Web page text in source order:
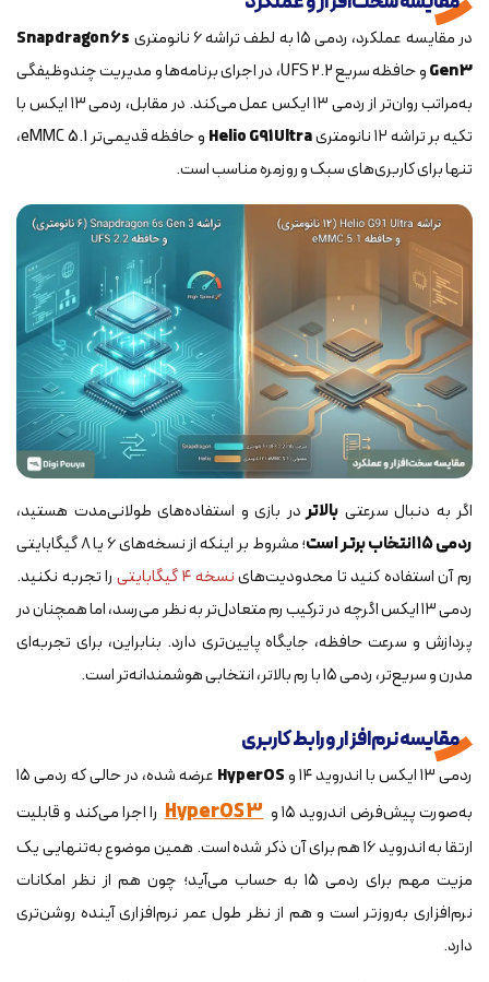
در مقایسه عملکرد، ردمی ۱۵ به لطف تراشه ۶ نانومتری
Snapdragon 6s
Gen 3
و حافظه سریع UFS 2.2، در اجرای برنامه‌ها و مدیریت چندوظیفگی
به‌مراتب روان‌تر از ردمی ۱۳ ایکس عمل می‌کند. در مقابل، ردمی ۱۳ ایکس با
تکیه بر تراشه ۱۲ نانومتری
Helio G91 Ultra
و حافظه قدیمی‌تر eMMC 5.1،
تنها برای کاربری‌های سبک و روزمره مناسب است.
اگر به دنبال سرعتی بالاتردر بازی و استفاده‌های طولانی‌مدت هستید،
ردمی ۱۵ انتخاب برتر است
؛ مشروط بر اینکه از نسخه‌های ۶ یا ۸ گیگابایتی
رم آن استفاده کنید تا محدودیت‌هاینسخه ۴ گیگابایتی
را تجربه نکنید.
ردمی ۱۳ ایکس اگرچه در ترکیب رم متعادل‌تر به نظر می‌رسد، اما همچنان در
پردازش و سرعت حافظه، جایگاه پایین‌تری دارد. بنابراین، برای تجربه‌ای
مدرن و سریع‌تر، ردمی ۱۵ با رم بالاتر، انتخابی هوشمندانه‌تر است.
مقایسه نرم‌افزار و رابط کاربری
ردمی ۱۳ ایکس با اندروید ۱۴ و HyperOS
عرضه شده، در حالی که ردمی ۱۵
به‌صورت پیش‌فرض اندروید ۱۵ و
HyperOS 3 را اجرا می‌کند و قابلیت
ارتقا به اندروید ۱۶ هم برای آن ذکر شده است. همین موضوع به‌تنهایی یک
مزیت مهم برای ردمی ۱۵ به حساب می‌آید؛ چون هم از نظر امکانات
نرم‌افزاری به‌روزتر است و هم از نظر طول عمر نرم‌افزاری آینده روشن‌تری
دارد.